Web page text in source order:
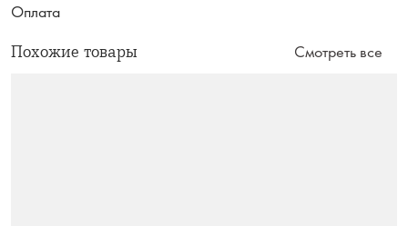
Оплата
Похожие товары Смотреть все